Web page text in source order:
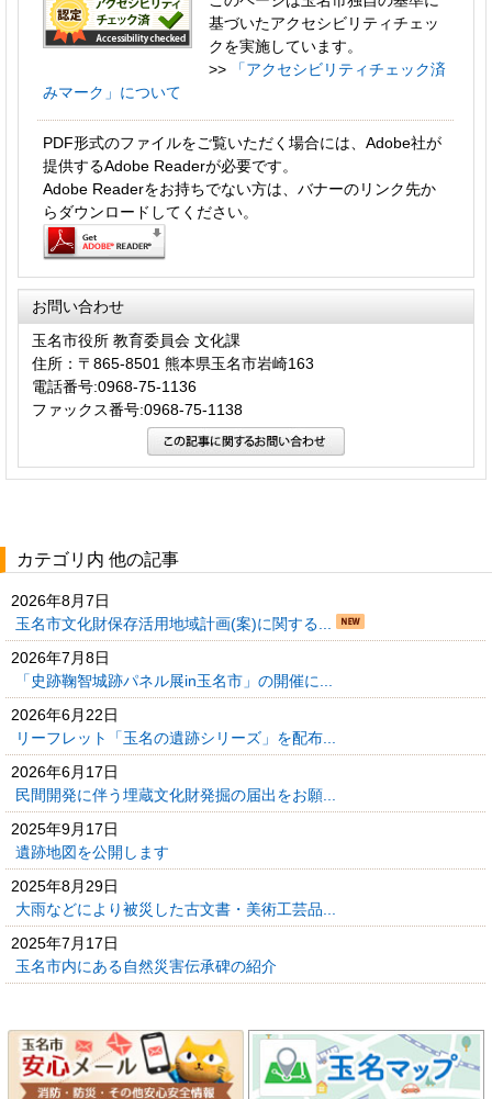
基づいたアクセシビリティチェッ
クを実施しています。
>>
「アクセシビリティチェック済
みマーク」について
PDF形式のファイルをご覧いただく場合には、Adobe社が
提供するAdobe Readerが必要です。
Adobe Readerをお持ちでない方は、バナーのリンク先か
らダウンロードしてください。
お問い合わせ
玉名市役所 教育委員会 文化課
住所：〒865-8501 熊本県玉名市岩崎163
電話番号:0968-75-1136
ファックス番号:0968-75-1138
カテゴリ内 他の記事
2026年8月7日
玉名市文化財保存活用地域計画(案)に関する...
2026年7月8日
「史跡鞠智城跡パネル展in玉名市」の開催に...
2026年6月22日
リーフレット「玉名の遺跡シリーズ」を配布...
2026年6月17日
民間開発に伴う埋蔵文化財発掘の届出をお願...
2025年9月17日
遺跡地図を公開します
2025年8月29日
大雨などにより被災した古文書・美術工芸品...
2025年7月17日
玉名市内にある自然災害伝承碑の紹介